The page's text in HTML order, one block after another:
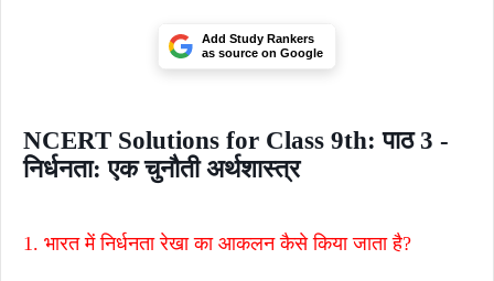
Add Study Rankers
as source on Google
NCERT Solutions for Class 9th: पाठ 3 -
निर्धनता: एक चुनौती अर्थशास्त्र
1. भारत में निर्धनता रेखा का आकलन कैसे किया जाता है?